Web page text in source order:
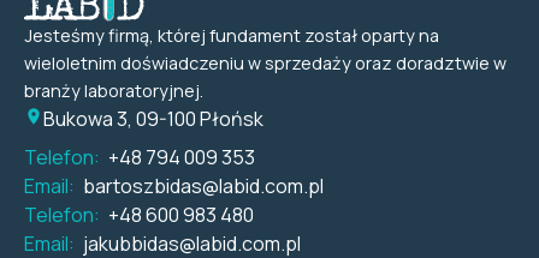
Jesteśmy firmą, której fundament został oparty na
wieloletnim doświadczeniu w sprzedaży oraz doradztwie w
branży laboratoryjnej.
Bukowa 3, 09-100 Płońsk
Telefon: +48 794 009 353
Email: bartoszbidas@labid.com.pl
Telefon: +48 600 983 480
Email: jakubbidas@labid.com.pl